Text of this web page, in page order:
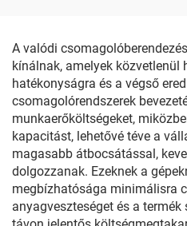
A valódi
kínálnak, amelyek közvetlenül
hatékonyságra és a végső
csomagolórendszerek
munkaerőköltségeket,
kapacitást, lehetővé téve a
magasabb átbocsátással,
dolgozzanak. Ezeknek a
megbízhatósága minimálisra
anyagveszteséget és a termék